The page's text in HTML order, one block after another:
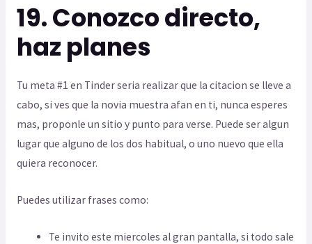
19. Conozco directo,
haz planes
Tu meta #1 en Tinder seri­a realizar que la citacion se lleve a
cabo, si ves que la novia muestra afan en ti, nunca esperes
mas, proponle un sitio y punto para verse. Puede ser algun
lugar que alguno de los dos habitual, o uno nuevo que ella
quiera reconocer.
Puedes utilizar frases como:
Te invito este miercoles al gran pantalla, si todo sale